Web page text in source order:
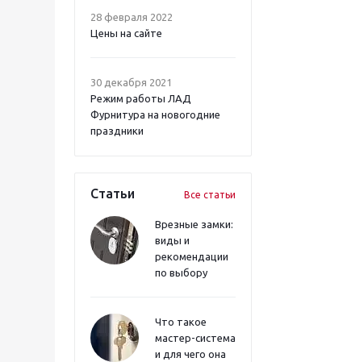
28 февраля 2022
Цены на сайте
30 декабря 2021
Режим работы ЛАД
Фурнитура на новогодние
праздники
Статьи Все статьи
Врезные замки:
виды и
рекомендации
по выбору
Что такое
мастер-система
и для чего она